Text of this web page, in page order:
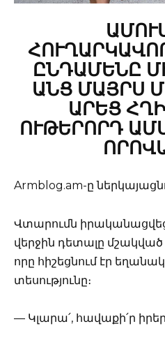
ԸՆԴԱՄԵՆԸ
ԱՆՑ ՄԱՅՐՍ
ԱՐԵՑ
ՈՒԹԵՐՈՐԴ
Armblog.am-ը
Վտարումն
վերջին դետալը
որը հիշեցնում էր
տեսությունը։
— Կլարա՛, հավաքի՛ր